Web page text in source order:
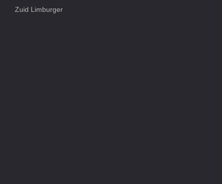
Zuid Limburger